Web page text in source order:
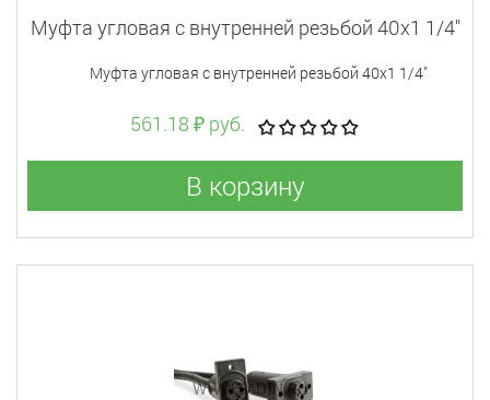
Муфта угловая c внутренней резьбой 40x1 1/4"
Муфта угловая c внутренней резьбой 40x1 1/4"
561.18 ₽ руб.
В корзину